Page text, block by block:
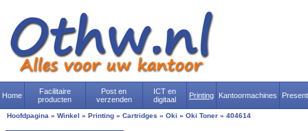
Home
Facilitaire
producten
Post en
verzenden
ICT en
digitaal
Printing Kantoormachines
Hoofdpagina » Winkel » Printing » Cartridges » Oki » Oki Toner » 404614